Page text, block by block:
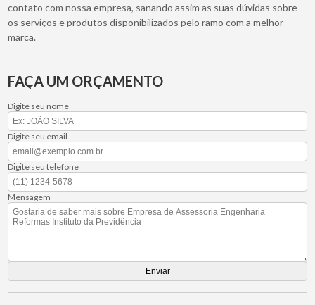
contato com nossa empresa, sanando assim as suas dúvidas sobre
os serviços e produtos disponibilizados pelo ramo com a melhor
marca.
FAÇA UM ORÇAMENTO
Digite seu nome
Digite seu email
Digite seu telefone
Mensagem